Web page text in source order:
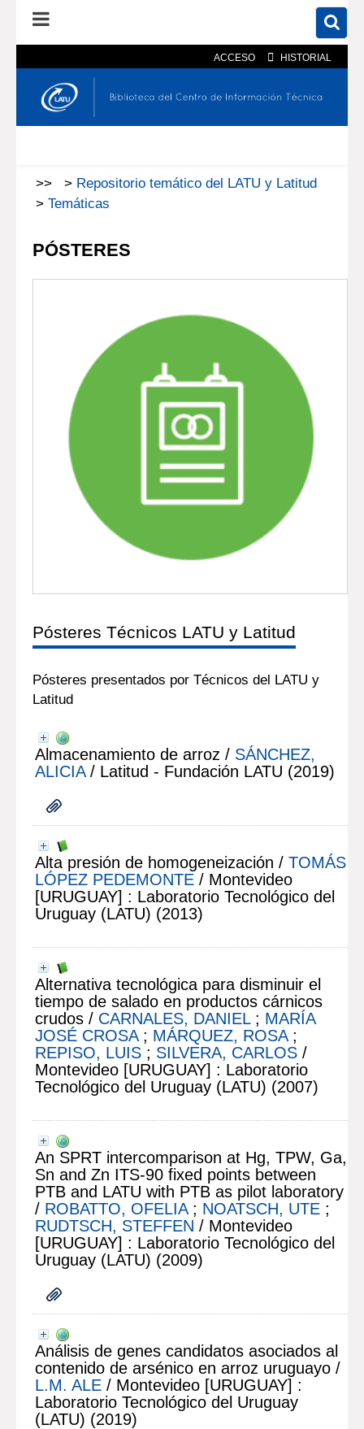
ACCESO HISTORIAL
>> > Repositorio temático del LATU y Latitud
> Temáticas
En el catálogo En el sitio
PÓSTERES
Pósteres Técnicos LATU y Latitud
Pósteres presentados por Técnicos del LATU y
Latitud
Almacenamiento de arroz / SÁNCHEZ,
ALICIA/ Latitud - Fundación LATU (2019)
Alta presión de homogeneización / TOMÁS
LÓPEZ PEDEMONTE / Montevideo
[URUGUAY] : Laboratorio Tecnológico del
Uruguay (LATU) (2013)
Alternativa tecnológica para disminuir el
tiempo de salado en productos cárnicos
crudos / CARNALES, DANIEL; MARÍA
JOSÉ CROSA; MÁRQUEZ, ROSA;
REPISO, LUIS ; SILVERA, CARLOS /
Montevideo [URUGUAY] : Laboratorio
Tecnológico del Uruguay (LATU) (2007)
An SPRT intercomparison at Hg, TPW, Ga,
Sn and Zn ITS-90 fixed points between
PTB and LATU with PTB as pilot laboratory
/ ROBATTO, OFELIA; NOATSCH, UTE ;
RUDTSCH, STEFFEN / Montevideo
[URUGUAY] : Laboratorio Tecnológico del
Uruguay (LATU) (2009)
Análisis de genes candidatos asociados al
contenido de arsénico en arroz uruguayo /
L.M. ALE / Montevideo [URUGUAY] :
Laboratorio Tecnológico del Uruguay
(LATU) (2019)